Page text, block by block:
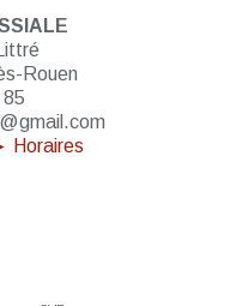
Rouen
Horaires